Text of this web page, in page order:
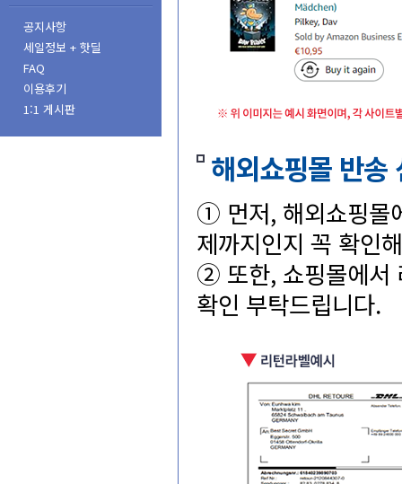
공지사항
세일정보+핫딜
FAQ
이용후기
1:1게시판
해외쇼핑몰반
①먼저,해외쇼핑몰
제까지인지꼭확인
②또한,쇼핑몰에서
확인부탁드립니다.